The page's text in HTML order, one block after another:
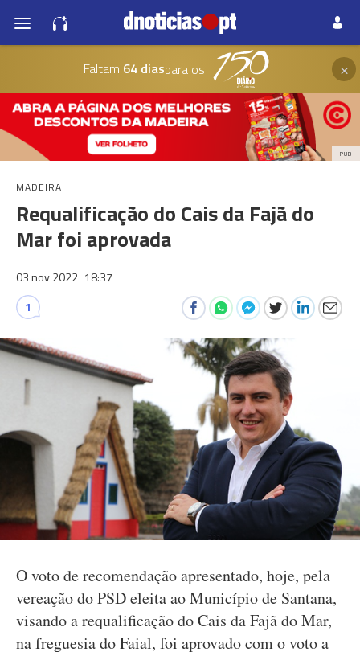
Faltam 64 diaspara os ×
PUB
MADEIRA
Requalificação do Cais da Fajã do
Mar foi aprovada
03 nov 2022 18:37
1
O voto de recomendação apresentado, hoje, pela
vereação do PSD eleita ao Município de Santana,
visando a requalificação do Cais da Fajã do Mar,
na freguesia do Faial, foi aprovado com o voto a